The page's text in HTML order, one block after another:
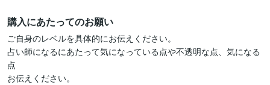
購入にあたってのお願い
ご自身のレベルを具体的にお伝えください。
占い師になるにあたって気になっている点や不透明な点、気になる
点
お伝えください。